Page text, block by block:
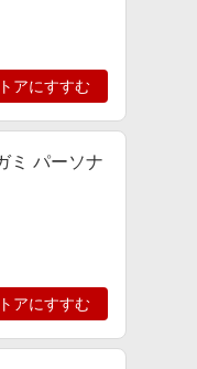
アにすすむ
ミ パーソナ
アにすすむ